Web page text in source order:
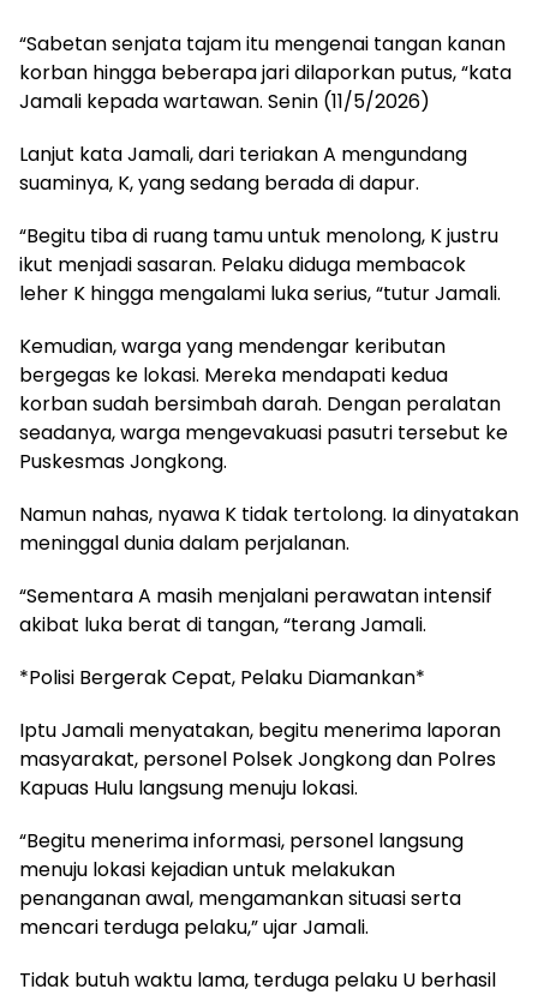
“Sabetan senjata tajam itu mengenai tangan kanan
korban hingga beberapa jari dilaporkan putus, “kata
Jamali kepada wartawan. Senin (11/5/2026)
Lanjut kata Jamali, dari teriakan A mengundang
suaminya, K, yang sedang berada di dapur.
“Begitu tiba di ruang tamu untuk menolong, K justru
ikut menjadi sasaran. Pelaku diduga membacok
leher K hingga mengalami luka serius, “tutur Jamali.
Kemudian, warga yang mendengar keributan
bergegas ke lokasi. Mereka mendapati kedua
korban sudah bersimbah darah. Dengan peralatan
seadanya, warga mengevakuasi pasutri tersebut ke
Puskesmas Jongkong.
Namun nahas, nyawa K tidak tertolong. Ia dinyatakan
meninggal dunia dalam perjalanan.
“Sementara A masih menjalani perawatan intensif
akibat luka berat di tangan, “terang Jamali.
*Polisi Bergerak Cepat, Pelaku Diamankan*
Iptu Jamali menyatakan, begitu menerima laporan
masyarakat, personel Polsek Jongkong dan Polres
Kapuas Hulu langsung menuju lokasi.
“Begitu menerima informasi, personel langsung
menuju lokasi kejadian untuk melakukan
penanganan awal, mengamankan situasi serta
mencari terduga pelaku,” ujar Jamali.
Tidak butuh waktu lama, terduga pelaku U berhasil